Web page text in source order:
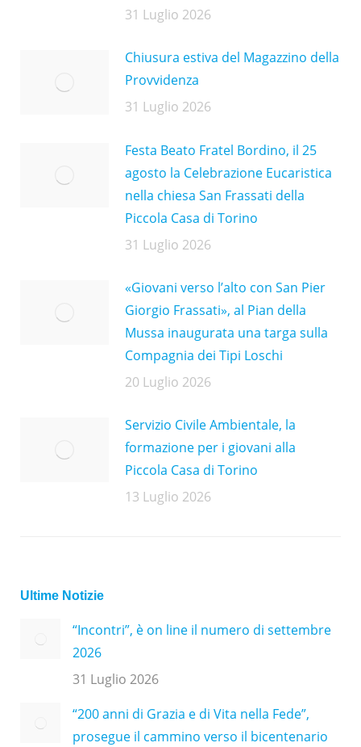
31 Luglio 2026
Chiusura estiva del Magazzino della
Provvidenza
31 Luglio 2026
Festa Beato Fratel Bordino, il 25
agosto la Celebrazione Eucaristica
nella chiesa San Frassati della
Piccola Casa di Torino
31 Luglio 2026
«Giovani verso l’alto con San Pier
Giorgio Frassati», al Pian della
Mussa inaugurata una targa sulla
Compagnia dei Tipi Loschi
20 Luglio 2026
Servizio Civile Ambientale, la
formazione per i giovani alla
Piccola Casa di Torino
13 Luglio 2026
Ultime Notizie
“Incontri”, è on line il numero di settembre
2026
31 Luglio 2026
“200 anni di Grazia e di Vita nella Fede”,
prosegue il cammino verso il bicentenario